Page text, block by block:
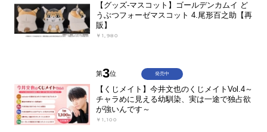
【グッズ-マスコット】ゴールデンカムイ ど
うぶつフォーゼマスコット 4.尾形百之助【再
販】
￥1,980
第3位
【くじメイト】今井文也のくじメイトVol.4～
チャラめに見える幼馴染、実は一途で独占欲
が強いんです～
￥1,100
発売中